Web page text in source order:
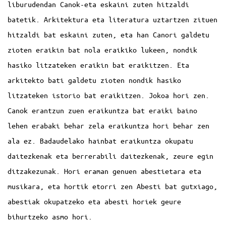
liburudendan Canok-eta eskaini zuten hitzaldi
batetik. Arkitektura eta literatura uztartzen zituen
hitzaldi bat eskaini zuten, eta han Canori galdetu
zioten eraikin bat nola eraikiko lukeen, nondik
hasiko litzateken eraikin bat eraikitzen. Eta
arkitekto bati galdetu zioten nondik hasiko
litzateken istorio bat eraikitzen. Jokoa hori zen.
Canok erantzun zuen eraikuntza bat eraiki baino
lehen erabaki behar zela eraikuntza hori behar zen
ala ez. Badaudelako hainbat eraikuntza okupatu
daitezkenak eta berrerabili daitezkenak, zeure egin
ditzakezunak. Hori eraman genuen abestietara eta
musikara, eta hortik etorri zen Abesti bat gutxiago,
abestiak okupatzeko eta abesti horiek geure
bihurtzeko asmo hori.